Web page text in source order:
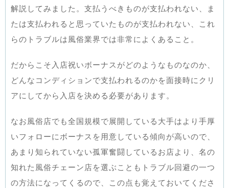
解説してみました。支払うべきものが支払われない、ま
たは支払われると思っていたものが支払われない、これ
らのトラブルは風俗業界では非常によくあること。
だからこそ入店祝いボーナスがどのようなものなのか、
どんなコンディションで支払われるのかを面接時にクリ
アにしてから入店を決める必要があります。
なお風俗店でも全国規模で展開している大手はより手厚
いフォローにボーナスを用意している傾向が高いので、
あまり知られていない孤軍奮闘しているお店より、名の
知れた風俗チェーン店を選ぶこともトラブル回避の一つ
の方法になってくるので、この点も覚えておいてくださ